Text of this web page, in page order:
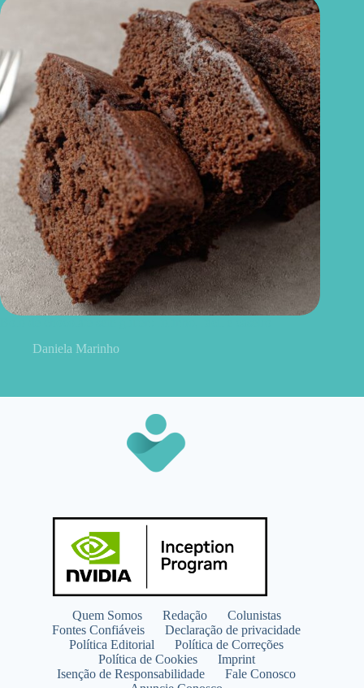
Daniela Marinho
Quem Somos Redação
Colunistas
Fontes Confiáveis
Declaração de privacidade
Política Editorial
Política de Correções
Política de Cookies
Imprint
Isenção de Responsabilidade
Fale Conosco